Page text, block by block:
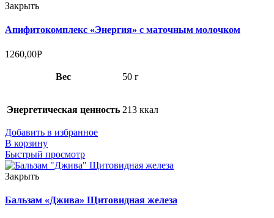
Закрыть
Апифитокомплекс «Энергия» с маточным молочком
1260,00Р
Вес 50 г
Энергетическая ценность 213 ккал
Добавить в избранное
В корзину
Быстрый просмотр
Закрыть
Бальзам «Джива» Щитовидная железа